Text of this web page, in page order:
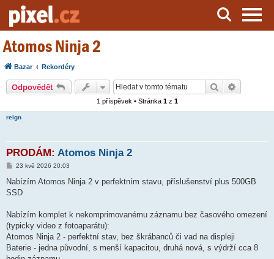
Server o natáčení a zpracování videa
Atomos Ninja 2
Bazar Rekordéry
Odpovědět Hledat
1 příspěvek • Stránka 1z 1
reign
PRODÁM: Atomos Ninja 2
P
í
p
e
k
23 kvě 2026 20:03
Nabízím Atomos Ninja 2 v perfektním stavu, příslušenství plus 500GB
SSD
Nabízím komplet k nekomprimovanému záznamu bez časového omezení
(typicky video z fotoaparátu):
Atomos Ninja 2 - perfektní stav, bez škrábanců či vad na displeji
Baterie - jedna původní, s menší kapacitou, druhá nová, s výdrží cca 8